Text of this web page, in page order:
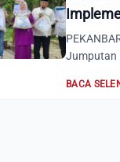
Jumputan
BACA